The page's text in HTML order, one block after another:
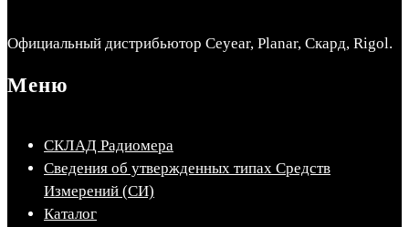
Официальный дистрибьютор Ceyear, Planar, Скард, Rigol.
Меню
СКЛАД Радиомера
Сведения об утвержденных типах Средств
Измерений (СИ)
Каталог